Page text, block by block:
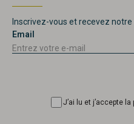
Inscrivez-vous et recevez
Email
J’ai lu et j’accepte